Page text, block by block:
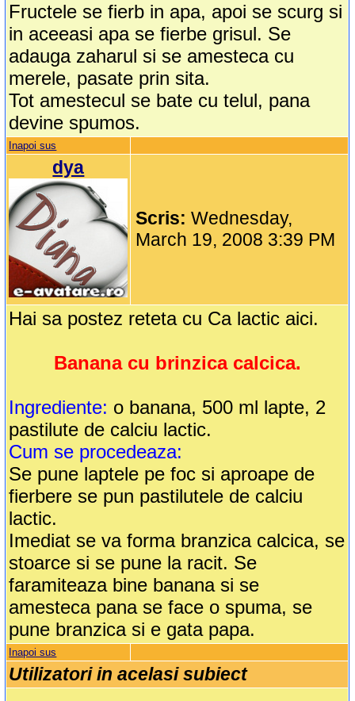
Fructele se fierb in apa, apoi se scurg si
in aceeasi apa se fierbe grisul. Se
adauga zaharul si se amesteca cu
merele, pasate prin sita.
Tot amestecul se bate cu telul, pana
devine spumos.
Inapoi sus
dya
Scris:Wednesday,
March 19, 2008 3:39 PM
Hai sa postez reteta cu Ca lactic aici.
Banana cu brinzica calcica.
Ingrediente: o banana, 500 ml lapte, 2
pastilute de calciu lactic.
Cum se procedeaza:
Se pune laptele pe foc si aproape de
fierbere se pun pastilutele de calciu
lactic.
Imediat se va forma branzica calcica, se
stoarce si se pune la racit. Se
faramiteaza bine banana si se
amesteca pana se face o spuma, se
pune branzica si e gata papa.
Inapoi sus
Utilizatori in acelasi subiect